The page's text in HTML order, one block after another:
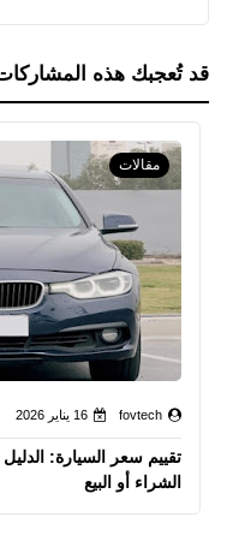
قد تُعجبك هذه
مقالات
fovtech 16 يناير 2026
تقييم سعر السيارة:
الشراء أو البيع